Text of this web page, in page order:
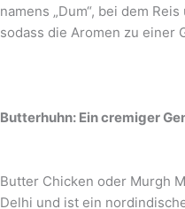
namens „Dum“, bei dem
sodass die Aromen zu einer
Butterhuhn: Ein cremiger
Butter Chicken oder Murgh
Delhi und ist ein